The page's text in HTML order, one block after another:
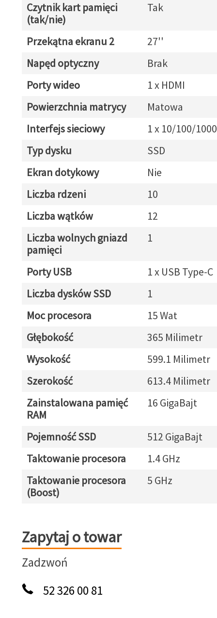
Czytnik kart pamięci
(tak/nie)
Tak
Przekątna ekranu 2
27''
Napęd optyczny
Brak
Porty wideo
1 x HDMI
Powierzchnia matrycy
Matowa
Interfejs sieciowy
1 x 10/100/
Typ dysku
SSD
Ekran dotykowy
Nie
Liczba rdzeni
10
Liczba wątków
12
Liczba wolnych gniazd
pamięci
1
Porty USB
1 x USB Type-C
Liczba dysków SSD
1
Moc procesora
15 Wat
Głębokość
365 Milimetr
Wysokość
599.1 Milimetr
Szerokość
613.4 Milimetr
Zainstalowana pamięć
RAM
16 GigaBajt
Pojemność SSD
512 GigaBajt
Taktowanie procesora
1.4 GHz
Taktowanie procesora
(Boost)
5 GHz
Zapytaj o towar
Zapytaj o towar
Zadzwoń
52 326 00 81